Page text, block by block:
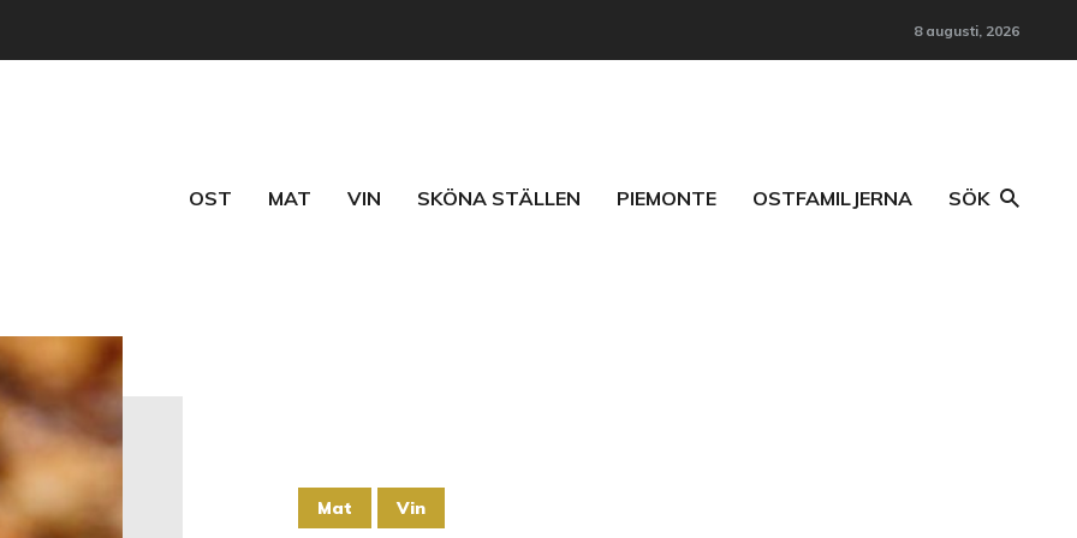
8 augusti, 2026
OST MAT VIN SKÖNA STÄLLEN PIEMONTE OSTFAMILJERNA SÖK
Mat Vin